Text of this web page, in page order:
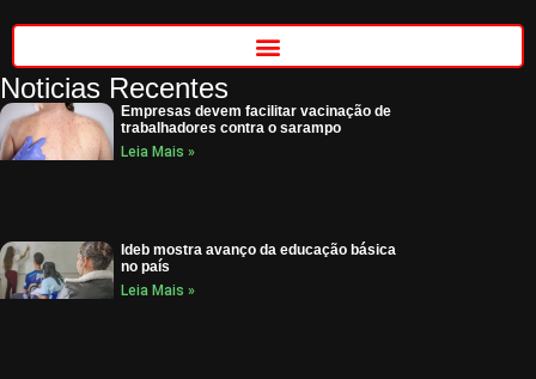
Noticias Recentes
Empresas devem facilitar vacinação de
trabalhadores contra o sarampo
Leia Mais »
Ideb mostra avanço da educação básica
no país
Leia Mais »